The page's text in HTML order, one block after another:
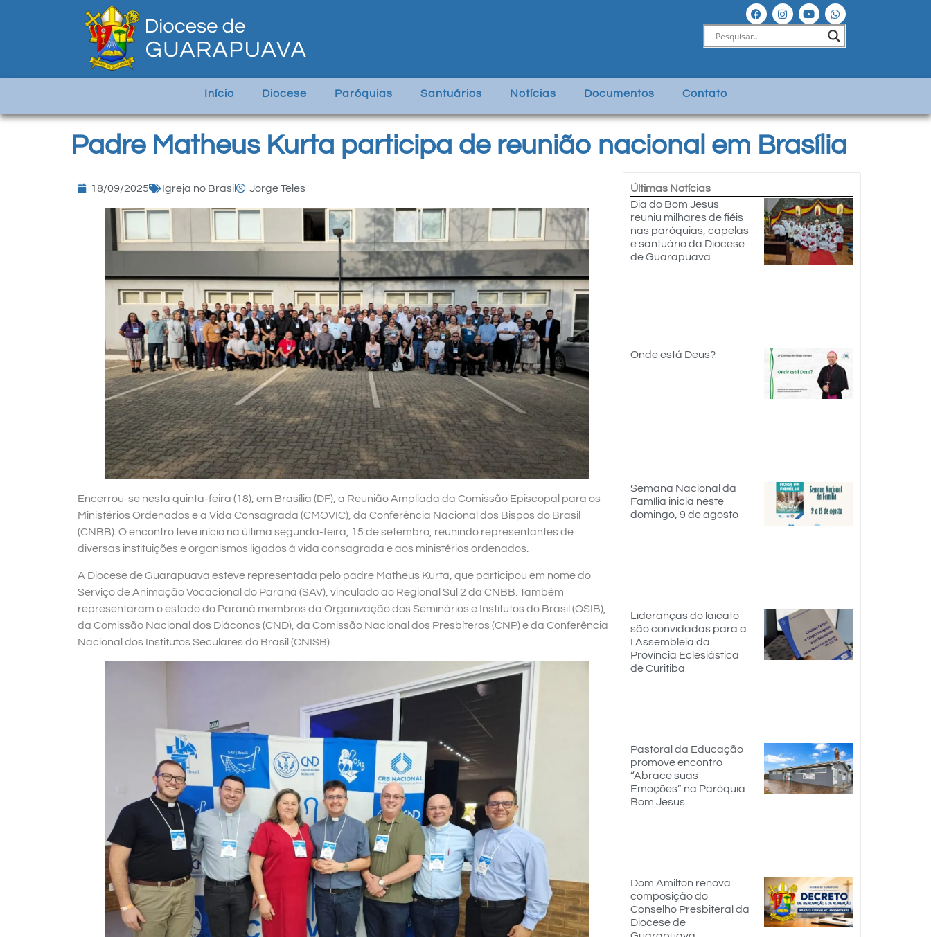
Início Diocese Paróquias Santuários Notícias Documentos Contato
Padre Matheus Kurta participa de reunião nacional em Brasília
18/09/2025 Igreja no Brasil Jorge Teles
Encerrou-se nesta quinta-feira (18), em Brasília (DF), a Reunião Ampliada da Comissão Episcopal para os
Ministérios Ordenados e a Vida Consagrada (CMOVIC), da Conferência Nacional dos Bispos do Brasil
(CNBB). O encontro teve início na última segunda-feira, 15 de setembro, reunindo representantes de
diversas instituições e organismos ligados à vida consagrada e aos ministérios ordenados.
A Diocese de Guarapuava esteve representada pelo padre Matheus Kurta, que participou em nome do
Serviço de Animação Vocacional do Paraná (SAV), vinculado ao Regional Sul 2 da CNBB. Também
representaram o estado do Paraná membros da Organização dos Seminários e Institutos do Brasil (OSIB),
da Comissão Nacional dos Diáconos (CND), da Comissão Nacional dos Presbíteros (CNP) e da Conferência
Nacional dos Institutos Seculares do Brasil (CNISB).
Últimas Notícias
Dia do Bom Jesus
reuniu milhares de fiéis
nas paróquias, capelas
e santuário da Diocese
de Guarapuava
Onde está Deus?
Semana Nacional da
Família inicia neste
domingo, 9 de agosto
Lideranças do laicato
são convidadas para a
I Assembleia da
Província Eclesiástica
de Curitiba
Pastoral da Educação
promove encontro
“Abrace suas
Emoções” na Paróquia
Bom Jesus
Dom Amilton renova
composição do
Conselho Presbiteral da
Diocese de